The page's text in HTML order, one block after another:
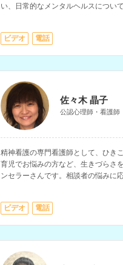
い、日常的なメンタルヘルスについ
ビデオ 電話
佐々木 晶子
公認心理師・看護師
精神看護の専門看護師として、ひき
育児でお悩みの方など、生きづらさ
ンセラーさんです。相談者の悩みに
入れ、相談に乗っていただけます
ビデオ 電話